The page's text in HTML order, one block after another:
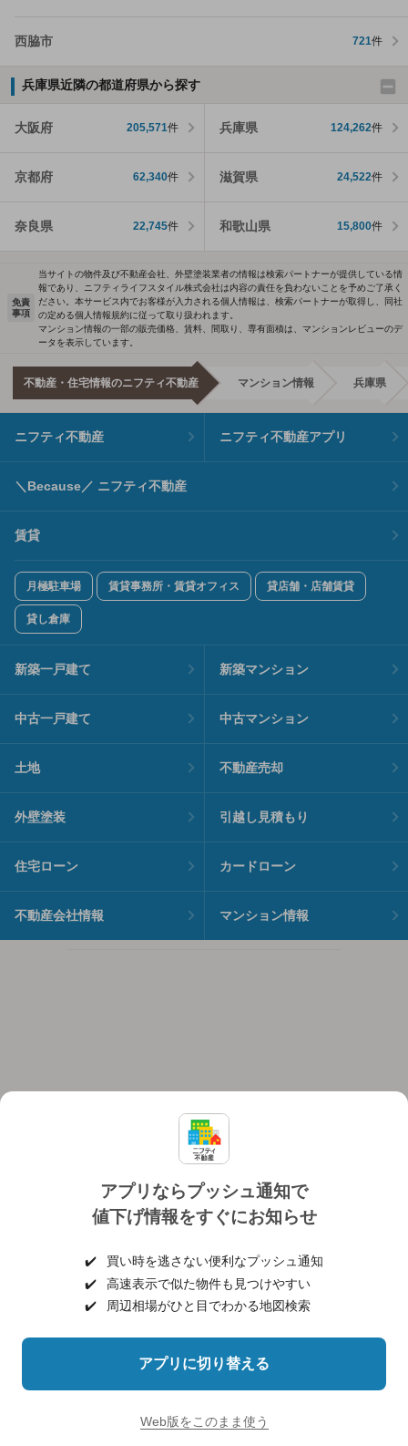
西脇市 721件
兵庫県近隣の都道府県から探す
大阪府 205,571件 兵庫県 124,262件
京都府 62,340件 滋賀県 24,522件
奈良県 22,745件 和歌山県 15,800件
アプリならプッシュ通知で
値下げ情報をすぐにお知らせ
✔️
買い時を逃さない便利なプッシュ通知
✔️
高速表示で似た物件も見つけやすい
✔️
周辺相場がひと目でわかる地図検索
アプリに切り替える
Web版をこのまま使う
免責
事項
当サイトの物件及び不動産会社、外壁塗装業者の情報は検索パートナーが提供している情
報であり、ニフティライフスタイル株式会社は内容の責任を負わないことを予めご了承く
ださい。本サービス内でお客様が入力される個人情報は、検索パートナーが取得し、同社
の定める個人情報規約に従って取り扱われます。
マンション情報の一部の販売価格、賃料、間取り、専有面積は、マンションレビューのデ
ータを表示しています。
不動産・住宅情報のニフティ不動産 マンション情報 兵庫県
ニフティ不動産 ニフティ不動産アプリ
＼Because／ ニフティ不動産
賃貸
月極駐車場 賃貸事務所・賃貸オフィス 貸店舗・店舗賃貸
貸し倉庫
新築一戸建て 新築マンション
中古一戸建て 中古マンション
土地 不動産売却
外壁塗装 引越し見積もり
住宅ローン カードローン
不動産会社情報 マンション情報
個人情報保護ポリシー 利用規約
ヘルプ・お問い合わせ 採用情報
©NIFTY Lifestyle Co., Ltd.